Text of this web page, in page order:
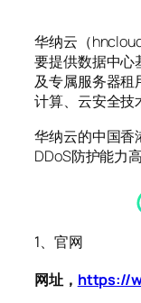
华纳云（
要提供数据中心
及专属服务器租
计算、云安全技
华纳云的中国香
DDoS防护能力
1、官网
网址， https://